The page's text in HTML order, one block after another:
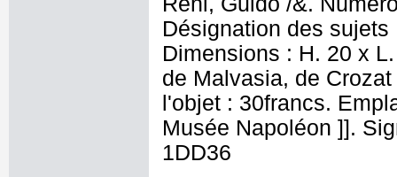
Désignation des
Dimensions : H. 20 x
de Malvasia, de
l'objet : 30francs.
Musée Napoléon ]].
1DD36